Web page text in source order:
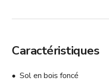
Caractéristiques
Sol en bois foncé